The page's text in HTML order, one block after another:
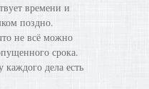
времени и
поздно.
не всё можно
срока.
каждого дела есть